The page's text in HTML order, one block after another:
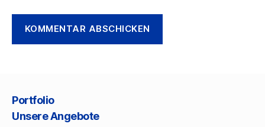
Portfolio
Unsere Angebote